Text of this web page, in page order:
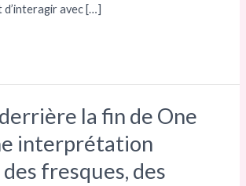
avec […]
la fin de One
interprétation
fresques, des